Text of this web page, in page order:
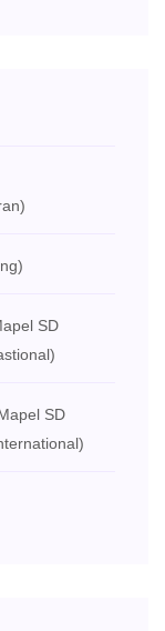
SD
SD